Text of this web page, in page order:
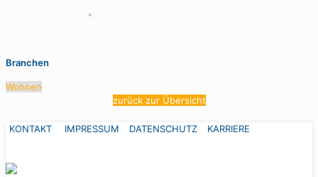
Branchen
Wohnen
zurück zur Übersicht
KONTAKT IMPRESSUM DATENSCHUTZ KARRIERE